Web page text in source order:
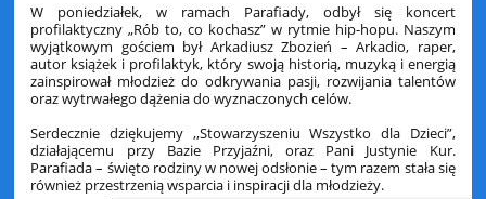
W poniedziałek, w ramach Parafiady, odbył się koncert
profilaktyczny „Rób to, co kochasz” w rytmie hip-hopu. Naszym
wyjątkowym gościem był Arkadiusz Zbozień – Arkadio, raper,
autor książek i profilaktyk, który swoją historią, muzyką i energią
zainspirował młodzież do odkrywania pasji, rozwijania talentów
oraz wytrwałego dążenia do wyznaczonych celów.
Serdecznie dziękujemy ,,Stowarzyszeniu Wszystko dla Dzieci”,
działającemu przy Bazie Przyjaźni, oraz Pani Justynie Kur.
Parafiada – święto rodziny w nowej odsłonie – tym razem stała się
również przestrzenią wsparcia i inspiracji dla młodzieży.